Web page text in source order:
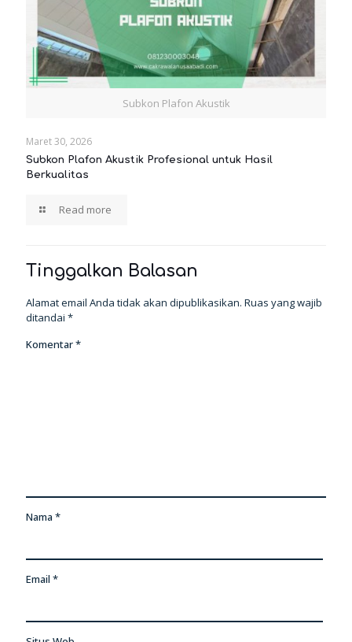
Subkon Plafon Akustik
Maret 30, 2026
Subkon Plafon Akustik Profesional untuk Hasil
Berkualitas
Read more
Tinggalkan Balasan
Alamat email Anda tidak akan dipublikasikan. Ruas yang wajib
ditandai *
Komentar*
Nama *
Email *